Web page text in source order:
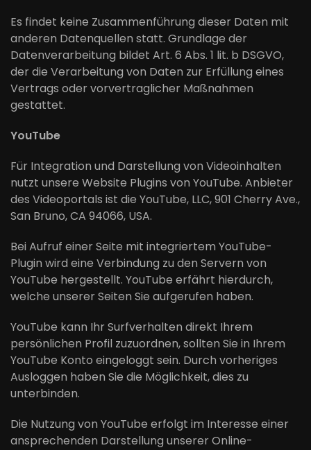
Es findet keine Zusammenführung dieser Daten mit
anderen Datenquellen statt. Grundlage der
Datenverarbeitung bildet Art. 6 Abs. 1 lit. b DSGVO,
der die Verarbeitung von Daten zur Erfüllung eines
Vertrags oder vorvertraglicher Maßnahmen
gestattet.
YouTube
Für Integration und Darstellung von Videoinhalten
nutzt unsere Website Plugins von YouTube. Anbieter
des Videoportals ist die YouTube, LLC, 901 Cherry Ave.,
San Bruno, CA 94066, USA.
Bei Aufruf einer Seite mit integriertem YouTube-
Plugin wird eine Verbindung zu den Servern von
YouTube hergestellt. YouTube erfährt hierdurch,
welche unserer Seiten Sie aufgerufen haben.
YouTube kann Ihr Surfverhalten direkt Ihrem
persönlichen Profil zuzuordnen, sollten Sie in Ihrem
YouTube Konto eingeloggt sein. Durch vorheriges
Ausloggen haben Sie die Möglichkeit, dies zu
unterbinden.
Die Nutzung von YouTube erfolgt im Interesse einer
ansprechenden Darstellung unserer Online-